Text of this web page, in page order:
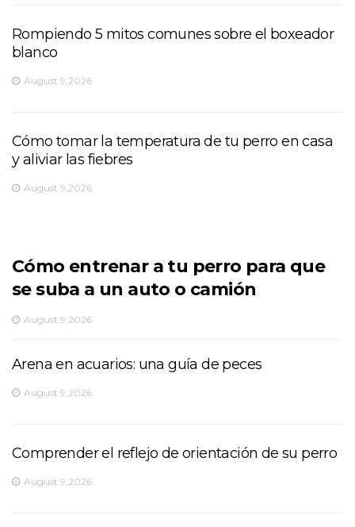
Rompiendo 5 mitos comunes sobre el boxeador
blanco
August 9,2026
Cómo tomar la temperatura de tu perro en casa
y aliviar las fiebres
August 9,2026
Cómo entrenar a tu perro para que
se suba a un auto o camión
August 9,2026
Arena en acuarios: una guía de peces
August 9,2026
Comprender el reflejo de orientación de su perro
August 9,2026